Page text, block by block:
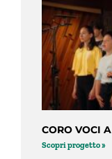
CORO VOCI
Scopri progetto »